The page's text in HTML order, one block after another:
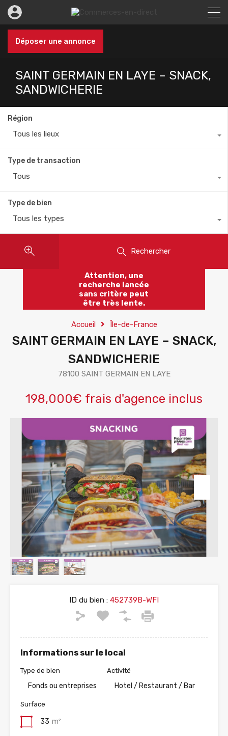
Déposer une annonce
SAINT GERMAIN EN LAYE – SNACK,
SANDWICHERIE
Région
Tous les lieux
Type de transaction
Tous
Type de bien
Tous les types
Rechercher
Attention, une
recherche lancée
sans critère peut
être très lente.
Accueil Île-de-France
SAINT GERMAIN EN LAYE – SNACK,
SANDWICHERIE
78100 SAINT GERMAIN EN LAYE
198,000€ frais d'agence inclus
ID du bien : 452739B-WFI
Informations sur le local
Type de bien
Fonds ou entreprises
Activité
Hotel / Restaurant / Bar
Surface
33 m²